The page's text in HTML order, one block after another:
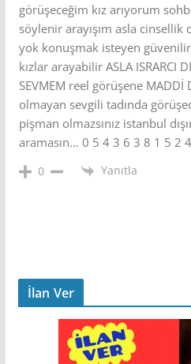
görüşeceğim kız arıyorum
söylenir arayışım asla cinsellik
yok konuşmak isteyen
kızlar arayabilir ASLA ISRARCI
SEVMEM reel görüşene MADDİ
olmayan sevgili tadında
pişman olmazsınız istanbul
aramasın… 0 5 4 3 6 3 8 1 5 2 4
0 Yanıtla
İlan Ver